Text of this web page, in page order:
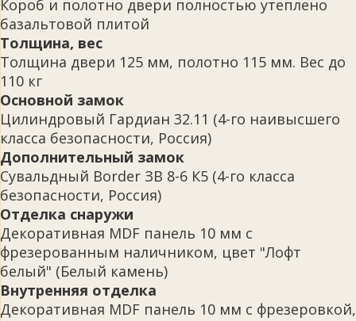
Короб и полотно двери полностью утеплено
базальтовой плитой
Толщина, вес
Толщина двери 125 мм, полотно 115 мм. Вес до
110 кг
Основной замок
Цилиндровый Гардиан 32.11 (4-го наивысшего
класса безопасности, Россия)
Дополнительный замок
Сувальдный Border ЗВ 8-6 К5 (4-го класса
безопасности, Россия)
Отделка снаружи
Декоративная MDF панель 10 мм с
фрезерованным наличником, цвет "Лофт
белый" (Белый камень)
Внутренняя отделка
Декоративная MDF панель 10 мм с фрезеровкой,